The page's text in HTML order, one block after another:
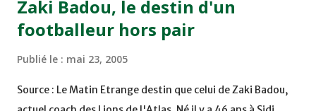
Zaki Badou, le destin d'un
footballeur hors pair
Publié le : mai 23, 2005
Source : Le Matin Etrange destin que celui de Zaki Badou,